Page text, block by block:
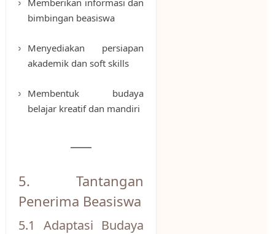
bimbingan beasiswa
Menyediakan persiapan
akademik dan soft skills
Membentuk budaya
belajar kreatif dan mandiri
5. Tantangan
Penerima Beasiswa
5.1 Adaptasi Budaya